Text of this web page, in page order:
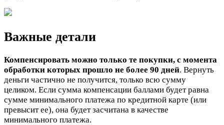
Важные детали
Компенсировать можно только те покупки, с момента
обработки которых прошло не более 90 дней. Вернуть
деньги частично не получится, только всю сумму
целиком. Если сумма компенсации баллами будет равна
сумме минимального платежа по кредитной карте (или
превысит ее), она будет засчитана в качестве
минимального платежа.